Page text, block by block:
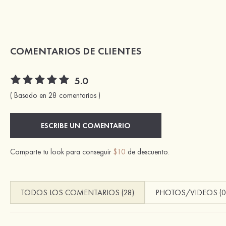
COMENTARIOS DE CLIENTES
5.0
( Basado en 28 comentarios )
ESCRIBE UN COMENTARIO
Comparte tu look para conseguir $10 de descuento.
TODOS LOS COMENTARIOS (28) PHOTOS/VIDEOS